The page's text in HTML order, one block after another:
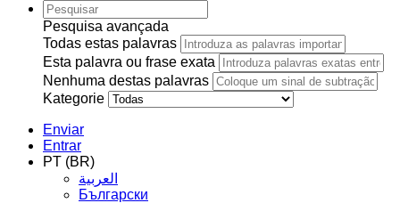
Pesquisa avançada
Todas estas palavras
Esta palavra ou frase exata
Nenhuma destas palavras
Kategorie
Enviar
Entrar
PT (BR)
العربية
Български